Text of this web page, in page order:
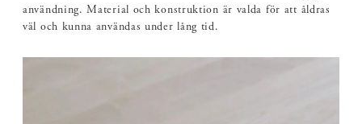
användning. Material och konstruktion är valda för att åldras
väl och kunna användas under lång tid.